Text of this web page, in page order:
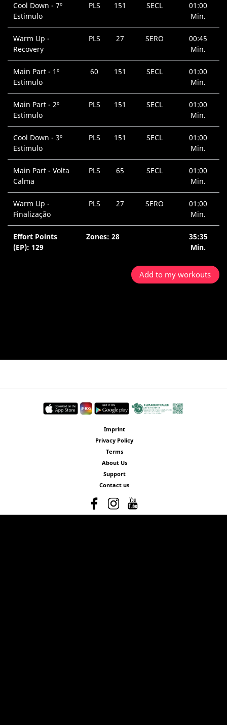
Cool Down - 7º
Estimulo
PLS 151 SECL
01:00
Min.
Warm Up -
Recovery
PLS 27 SERO
00:45
Min.
Main Part - 1º
Estimulo
60 151 SECL
01:00
Min.
Main Part - 2º
Estimulo
PLS 151 SECL
01:00
Min.
Cool Down - 3º
Estimulo
PLS 151 SECL
01:00
Min.
Main Part - Volta
Calma
PLS 65 SECL
01:00
Min.
Warm Up -
Finalização
PLS 27 SERO
01:00
Min.
Effort Points
(EP): 129
Zones: 28
35:35
Min.
Add to my workouts
Imprint
Privacy Policy
Terms
About Us
Support
Contact us